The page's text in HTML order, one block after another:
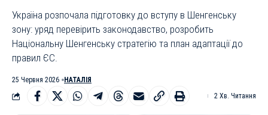
Україна розпочала підготовку до вступу в Шенгенську
зону: уряд перевірить законодавство, розробить
Національну Шенгенську стратегію та план адаптації до
правил ЄС.
25 Червня 2026
НАТАЛІЯ
2 Хв. Читання